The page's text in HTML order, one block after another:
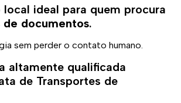
local ideal para quem procura
de documentos.
sem perder o contato humano.
altamente qualificada
de Transportes de